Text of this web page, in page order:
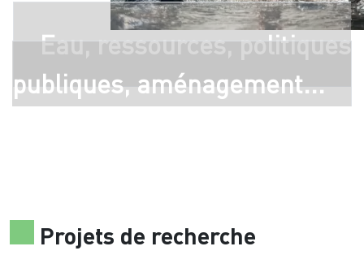
Eau, ressources, politiques
publiques, aménagement...
Projets de recherche